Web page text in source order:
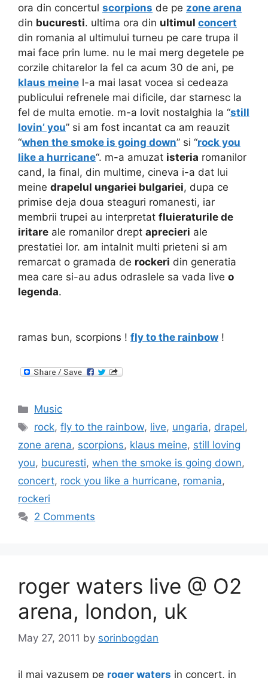
ora din concertul scorpions de pe zone arena
din bucuresti. ultima ora din ultimul concert
din romania al ultimului turneu pe care trupa il
mai face prin lume. nu le mai merg degetele pe
corzile chitarelor la fel ca acum 30 de ani, pe
klaus meine l-a mai lasat vocea si cedeaza
publicului refrenele mai dificile, dar starnesc la
fel de multa emotie. m-a lovit nostalghia la “still
lovin’ you” si am fost incantat ca am reauzit
“when the smoke is going down” si “rock you
like a hurricane“. m-a amuzat isteria romanilor
cand, la final, din multime, cineva i-a dat lui
meine drapelul ungariei bulgariei, dupa ce
primise deja doua steaguri romanesti, iar
membrii trupei au interpretat fluieraturile de
iritare ale romanilor drept aprecieri ale
prestatiei lor. am intalnit multi prieteni si am
remarcat o gramada de rockeri din generatia
mea care si-au adus odraslele sa vada live o
legenda.
ramas bun, scorpions ! fly to the rainbow !
Categories
Music
Tags
rock,fly to the rainbow, live, ungaria, drapel,
zone arena, scorpions, klaus meine, still loving
you, bucuresti, when the smoke is going down,
concert, rock you like a hurricane, romania,
rockeri
2 Comments
roger waters live @ O2
arena, london, uk
May 27, 2011 by sorinbogdan
il mai vazusem pe roger waters in concert, in